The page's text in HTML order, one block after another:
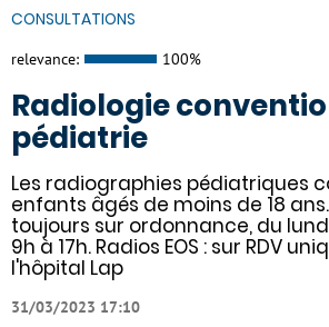
CONSULTATIONS
relevance: 100%
Radiologie
pédiatrie
Les radiographies pédiatriques
enfants âgés de moins de 18
toujours sur ordonnance, du
9h à 17h. Radios EOS : sur RDV
l'hôpital Lap
31/03/2023 17:10